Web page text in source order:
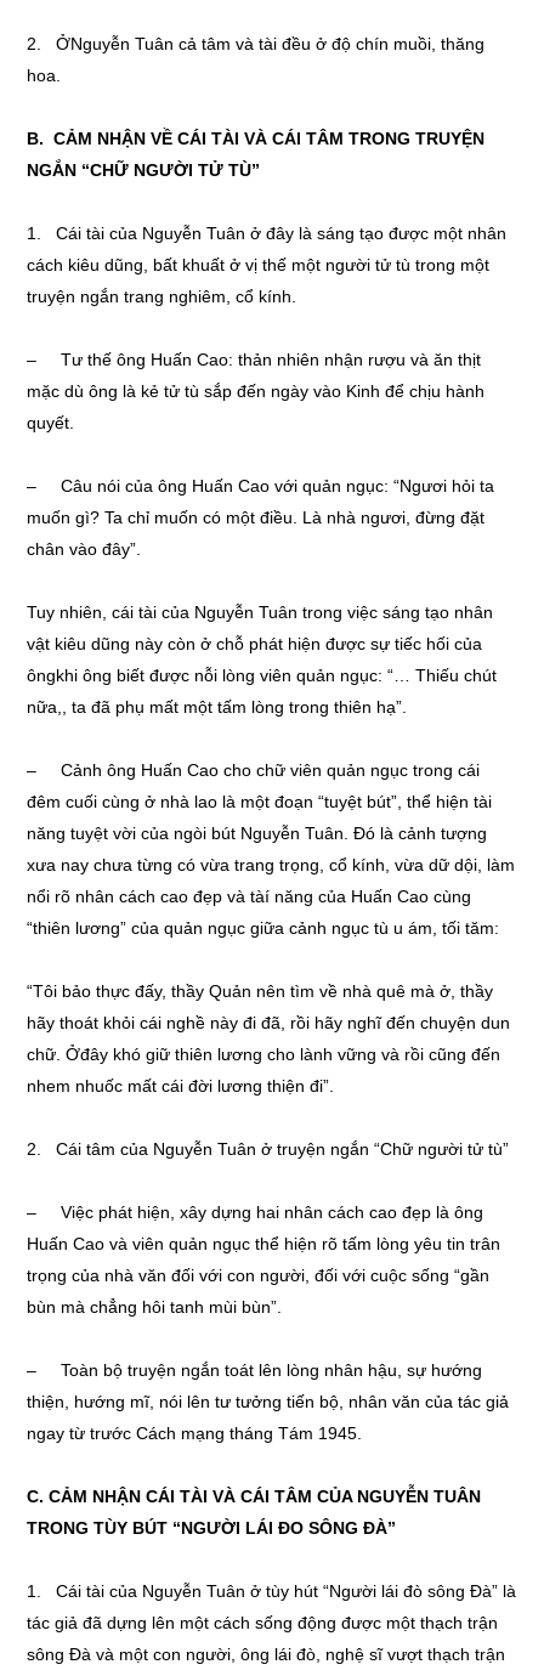
2. ỞNguyễn Tuân cả tâm và tài đều ở độ chín muồi, thăng
hoa.
B. CẢM NHẬN VỀCÁI TÀI VÀ CÁI TÂM TRONG TRUYỆN
NGẮN “CHỮ NGƯỜI TỬ TÙ”
1. Cái tài của Nguyễn Tuân ở đây là sáng tạo được một nhân
cách kiêu dũng, bất khuất ở vị thế một người tử tù trong một
truyện ngắn trang nghiêm, cổ kính.
– Tư thế ông Huấn Cao: thản nhiên nhận rượu và ăn thịt
mặc dù ông là kẻ tử tù sắp đến ngày vào Kinh để chịu hành
quyết.
– Câu nói của ông Huấn Cao với quản ngục: “Ngươi hỏi ta
muốn gì? Ta chỉ muốn có một điều. Là nhà ngươi, đừng đặt
chân vào đây”.
Tuy nhiên, cái tài của Nguyễn Tuân trong việc sáng tạo nhân
vật kiêu dũng này còn ở chỗ phát hiện được sự tiếc hối của
ôngkhi ông biết được nỗi lòng viên quản ngục: “… Thiếu chút
nữa,, ta đã phụ mất một tấm lòng trong thiên hạ”.
– Cảnh ông Huấn Cao cho chữ viên quản ngục trong cái
đêm cuối cùng ở nhà lao là một đoạn “tuyệt bút”, thể hiện tài
năng tuyệt vời của ngòi bút Nguyễn Tuân. Đó là cảnh tượng
xưa nay chưa từng có vừa trang trọng, cổ kính, vừa dữ dội, làm
nổi rõ nhân cách cao đẹp và tàí năng của Huấn Cao cùng
“thiên lương” của quản ngục giữa cảnh ngục tù u ám, tối tăm:
“Tôi bảo thực đấy, thầy Quản nên tìm về nhà quê mà ở, thầy
hãy thoát khỏi cái nghề này đi đã, rồi hãy nghĩ đến chuyện dun
chữ. Ởđây khó giữ thiên lương cho lành vững và rồi cũng đến
nhem nhuốc mất cái đời lương thiện đi”.
2. Cái tâm của Nguyễn Tuân ở truyện ngắn “Chữ người tử tù”
– Việc phát hiện, xây dựng hai nhân cách cao đẹp là ông
Huấn Cao và viên quản ngục thể hiện rõ tấm lòng yêu tin trân
trọng của nhà văn đối với con người, đối với cuộc sống “gần
bùn mà chẳng hôi tanh mùi bùn”.
– Toàn bộ truyện ngắn toát lên lòng nhân hậu, sự hướng
thiện, hướng mĩ, nói lên tư tưởng tiến bộ, nhân văn của tác giả
ngay từ trước Cách mạng tháng Tám 1945.
C. CẢM NHẬN CÁI TÀI VÀ CÁI TÂM CỦA NGUYỄN TUÂN
TRONG TÙY BÚT “NGƯỜI LÁI ĐO SÔNG ĐÀ”
1. Cái tài của Nguyễn Tuân ở tùy hút “Người lái đò sông Đà” là
tác giả đã dựng lên một cách sống động được một thạch trận
sông Đà và một con người, ông lái đò, nghệ sĩ vượt thạch trận